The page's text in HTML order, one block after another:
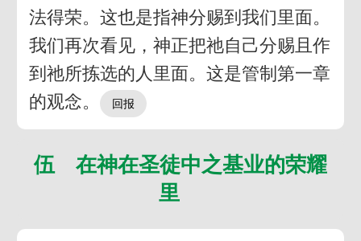
法得荣。这也是指神分赐到我们里面。
我们再次看见，神正把祂自己分赐且作
到祂所拣选的人里面。这是管制第一章
的观念。
伍 在神在圣徒中之基业的荣耀
里